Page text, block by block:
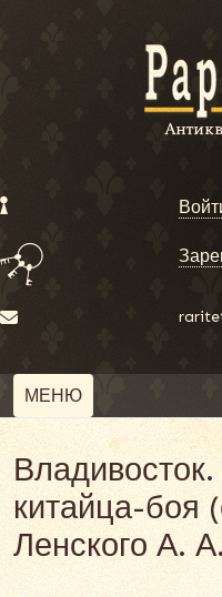
МЕНЮ
китайца-боя
Ленского А.